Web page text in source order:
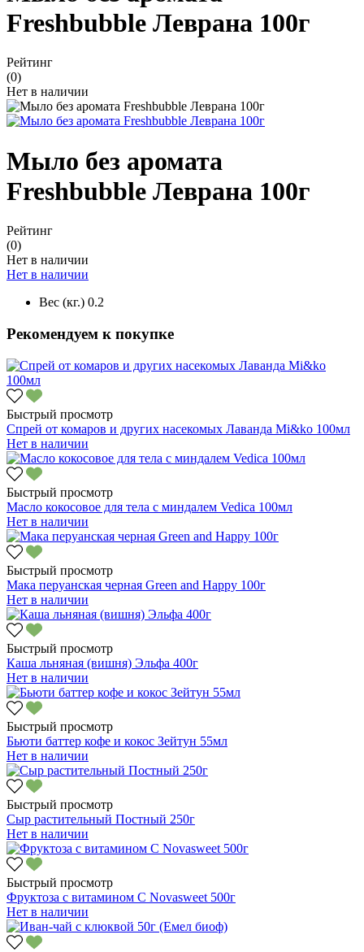
Freshbubble Леврана 100г
Рейтинг
(0)
Нет в наличии
Мыло без аромата
Freshbubble Леврана 100г
Рейтинг
(0)
Нет в наличии
Нет в наличии
Вес (кг.) 0.2
Рекомендуем к покупке
Быстрый просмотр
Спрей от комаров и других насекомых Лаванда Mi&ko 100мл
Нет в наличии
Быстрый просмотр
Масло кокосовое для тела с миндалем Vedica 100мл
Нет в наличии
Быстрый просмотр
Мака перуанская черная Green and Happy 100г
Нет в наличии
Быстрый просмотр
Каша льняная (вишня) Эльфа 400г
Нет в наличии
Быстрый просмотр
Бьюти баттер кофе и кокос Зейтун 55мл
Нет в наличии
Быстрый просмотр
Сыр растительный Постный 250г
Нет в наличии
Быстрый просмотр
Фруктоза с витамином С Novasweet 500г
Нет в наличии